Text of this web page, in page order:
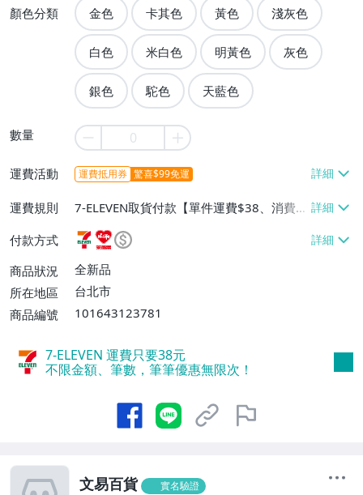
顏色分類 金色 卡其色 黃色 淺灰色
白色 米白色 明黃色 灰色
銀色 駝色 天藍色
數量
運費活動 運費抵用券 驚喜$99免運
運費規則
7-ELEVEN取貨付款【單件運費$38、消費滿
$1000免運費】、萊爾富取貨付款【單件運
費$60、消費滿$1000免運費】、宅配/貨運
【單件運費$80、消費滿$1000免運費】
付款方式
商品狀況
全新品
所在地區
台北市
商品編號
101643123781
7-ELEVEN 運費只要38元
不限金額、筆數，筆筆優惠無限次！
文易百貨 實名驗證